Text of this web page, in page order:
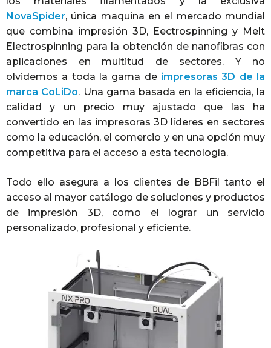
NovaSpider, única maquina en el mercado mundial
que combina impresión 3D, Eectrospinning y Melt
Electrospinning para la obtención de nanofibras con
aplicaciones en multitud de sectores. Y no
olvidemos a toda la gama deimpresoras 3D de la
marca CoLiDo. Una gama basada en la eficiencia, la
calidad y un precio muy ajustado que las ha
convertido en las impresoras 3D líderes en sectores
como la educación, el comercio y en una opción muy
competitiva para el acceso a esta tecnología.
Todo ello asegura a los clientes de BBFil tanto el
acceso al mayor catálogo de soluciones y productos
de impresión 3D, como el lograr un servicio
personalizado, profesional y eficiente.